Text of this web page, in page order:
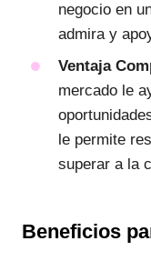
negocio en
admira y
Ventaja
mercado le
le permite
superar a la
Beneficios